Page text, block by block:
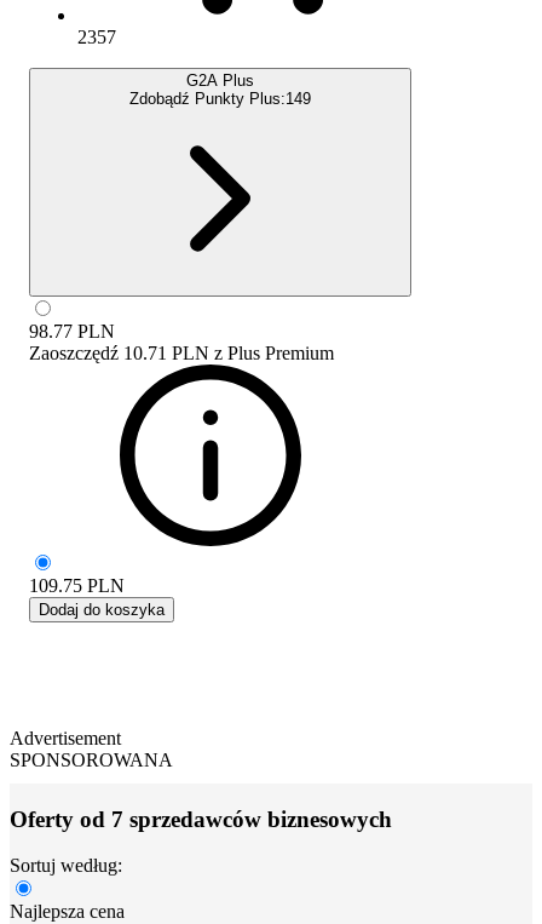
2357
G2A Plus
Zdobądź Punkty Plus:149
98.77 PLN
Zaoszczędź 10.71 PLN z Plus Premium
109.75 PLN
Dodaj do koszyka
Advertisement
SPONSOROWANA
Oferty od 7 sprzedawców biznesowych
Sortuj według:
Najlepsza cena